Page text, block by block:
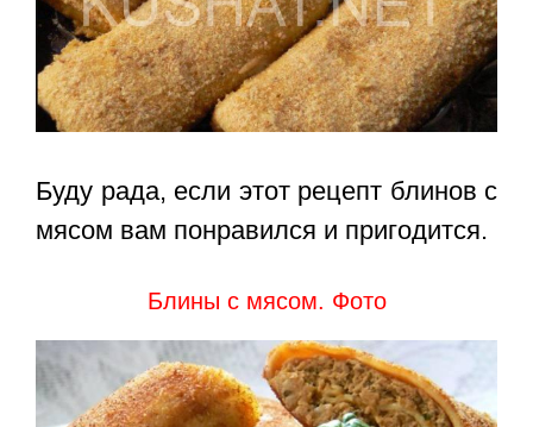
Буду рада, если этот рецепт блинов с
мясом вам понравился и пригодится.
Блины с мясом. Фото